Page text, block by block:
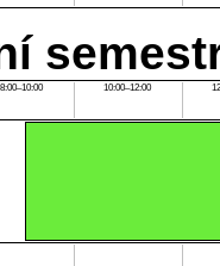
10:00–12:00